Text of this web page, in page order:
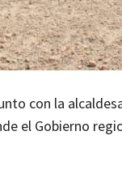
con la
el Gobierno